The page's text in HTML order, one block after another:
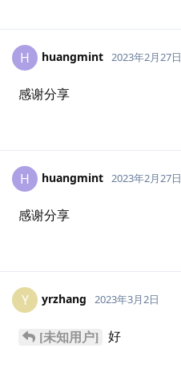
H huangmint 2023年2月27日
感谢分享
H huangmint 2023年2月27日
感谢分享
Y yrzhang 2023年3月2日
[未知用户] 好